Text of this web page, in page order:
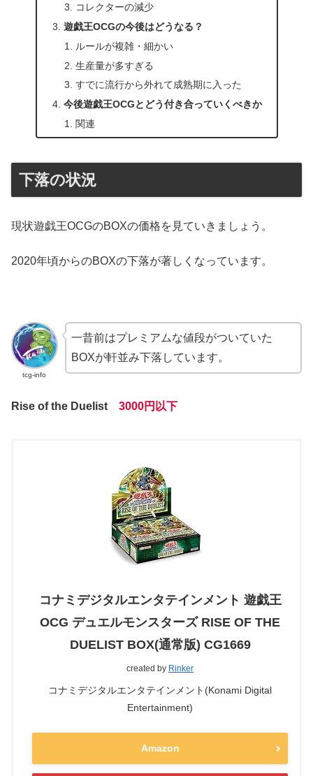
コレクターの減少
遊戯王OCGの今後はどうなる？
ルールが複雑・細かい
生産量が多すぎる
すでに流行から外れて成熟期に入った
今後遊戯王OCGとどう付き合っていくべきか
関連
下落の状況
現状遊戯王OCGのBOXの価格を見ていきましょう。
2020年頃からのBOXの下落が著しくなっています。
tcg-info
一昔前はプレミアムな値段がついていた
BOXが軒並み下落しています。
Rise of the Duelist 3000円以下
コナミデジタルエンタテインメント 遊戯王
OCG デュエルモンスターズ RISE OF THE
DUELIST BOX(通常版) CG1669
created by Rinker
コナミデジタルエンタテインメント(Konami Digital
Entertainment)
Amazon